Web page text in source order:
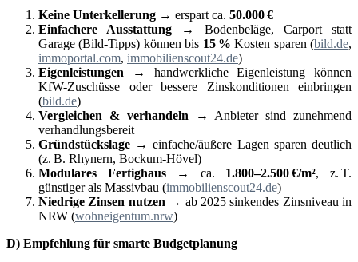
Keine Unterkellerung → erspart ca. 50.000€
Einfachere Ausstattung → Bodenbeläge, Carport statt
Garage (Bild-Tipps) können bis 15% Kosten sparen (bild.de,
immoportal.com, immobilienscout24.de)
Eigenleistungen → handwerkliche Eigenleistung können
KfW-Zuschüsse oder bessere Zinskonditionen einbringen
(bild.de)
Vergleichen & verhandeln → Anbieter sind zunehmend
verhandlungsbereit
Gründstückslage → einfache/äußere Lagen sparen deutlich
(z. B. Rhynern, Bockum-Hövel)
Modulares Fertighaus→ ca. 1.800–2.500 €/m², z. T.
günstiger als Massivbau (immobilienscout24.de)
Niedrige Zinsen nutzen → ab 2025 sinkendes Zinsniveau in
NRW (wohneigentum.nrw)
D) Empfehlung für smarte Budgetplanung